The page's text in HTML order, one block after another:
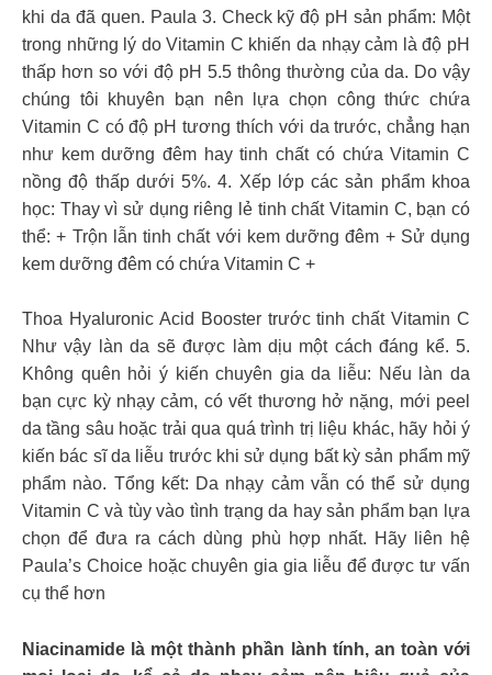
khi da đã quen. Paula 3. Check kỹ độ pH sản phẩm: Một
trong những lý do Vitamin C khiến da nhạy cảm là độ pH
thấp hơn so với độ pH 5.5 thông thường của da. Do vậy
chúng tôi khuyên bạn nên lựa chọn công thức chứa
Vitamin C có độ pH tương thích với da trước, chẳng hạn
như kem dưỡng đêm hay tinh chất có chứa Vitamin C
nồng độ thấp dưới 5%. 4. Xếp lớp các sản phẩm khoa
học: Thay vì sử dụng riêng lẻ tinh chất Vitamin C, bạn có
thể: + Trộn lẫn tinh chất với kem dưỡng đêm + Sử dụng
kem dưỡng đêm có chứa Vitamin C +
Thoa Hyaluronic Acid Booster trước tinh chất Vitamin C
Như vậy làn da sẽ được làm dịu một cách đáng kể. 5.
Không quên hỏi ý kiến chuyên gia da liễu: Nếu làn da
bạn cực kỳ nhạy cảm, có vết thương hở nặng, mới peel
da tầng sâu hoặc trải qua quá trình trị liệu khác, hãy hỏi ý
kiến bác sĩ da liễu trước khi sử dụng bất kỳ sản phẩm mỹ
phẩm nào. Tổng kết: Da nhạy cảm vẫn có thể sử dụng
Vitamin C và tùy vào tình trạng da hay sản phẩm bạn lựa
chọn để đưa ra cách dùng phù hợp nhất. Hãy liên hệ
Paula’s Choice hoặc chuyên gia gia liễu để được tư vấn
cụ thể hơn
Niacinamide là một thành phần lành tính, an toàn với